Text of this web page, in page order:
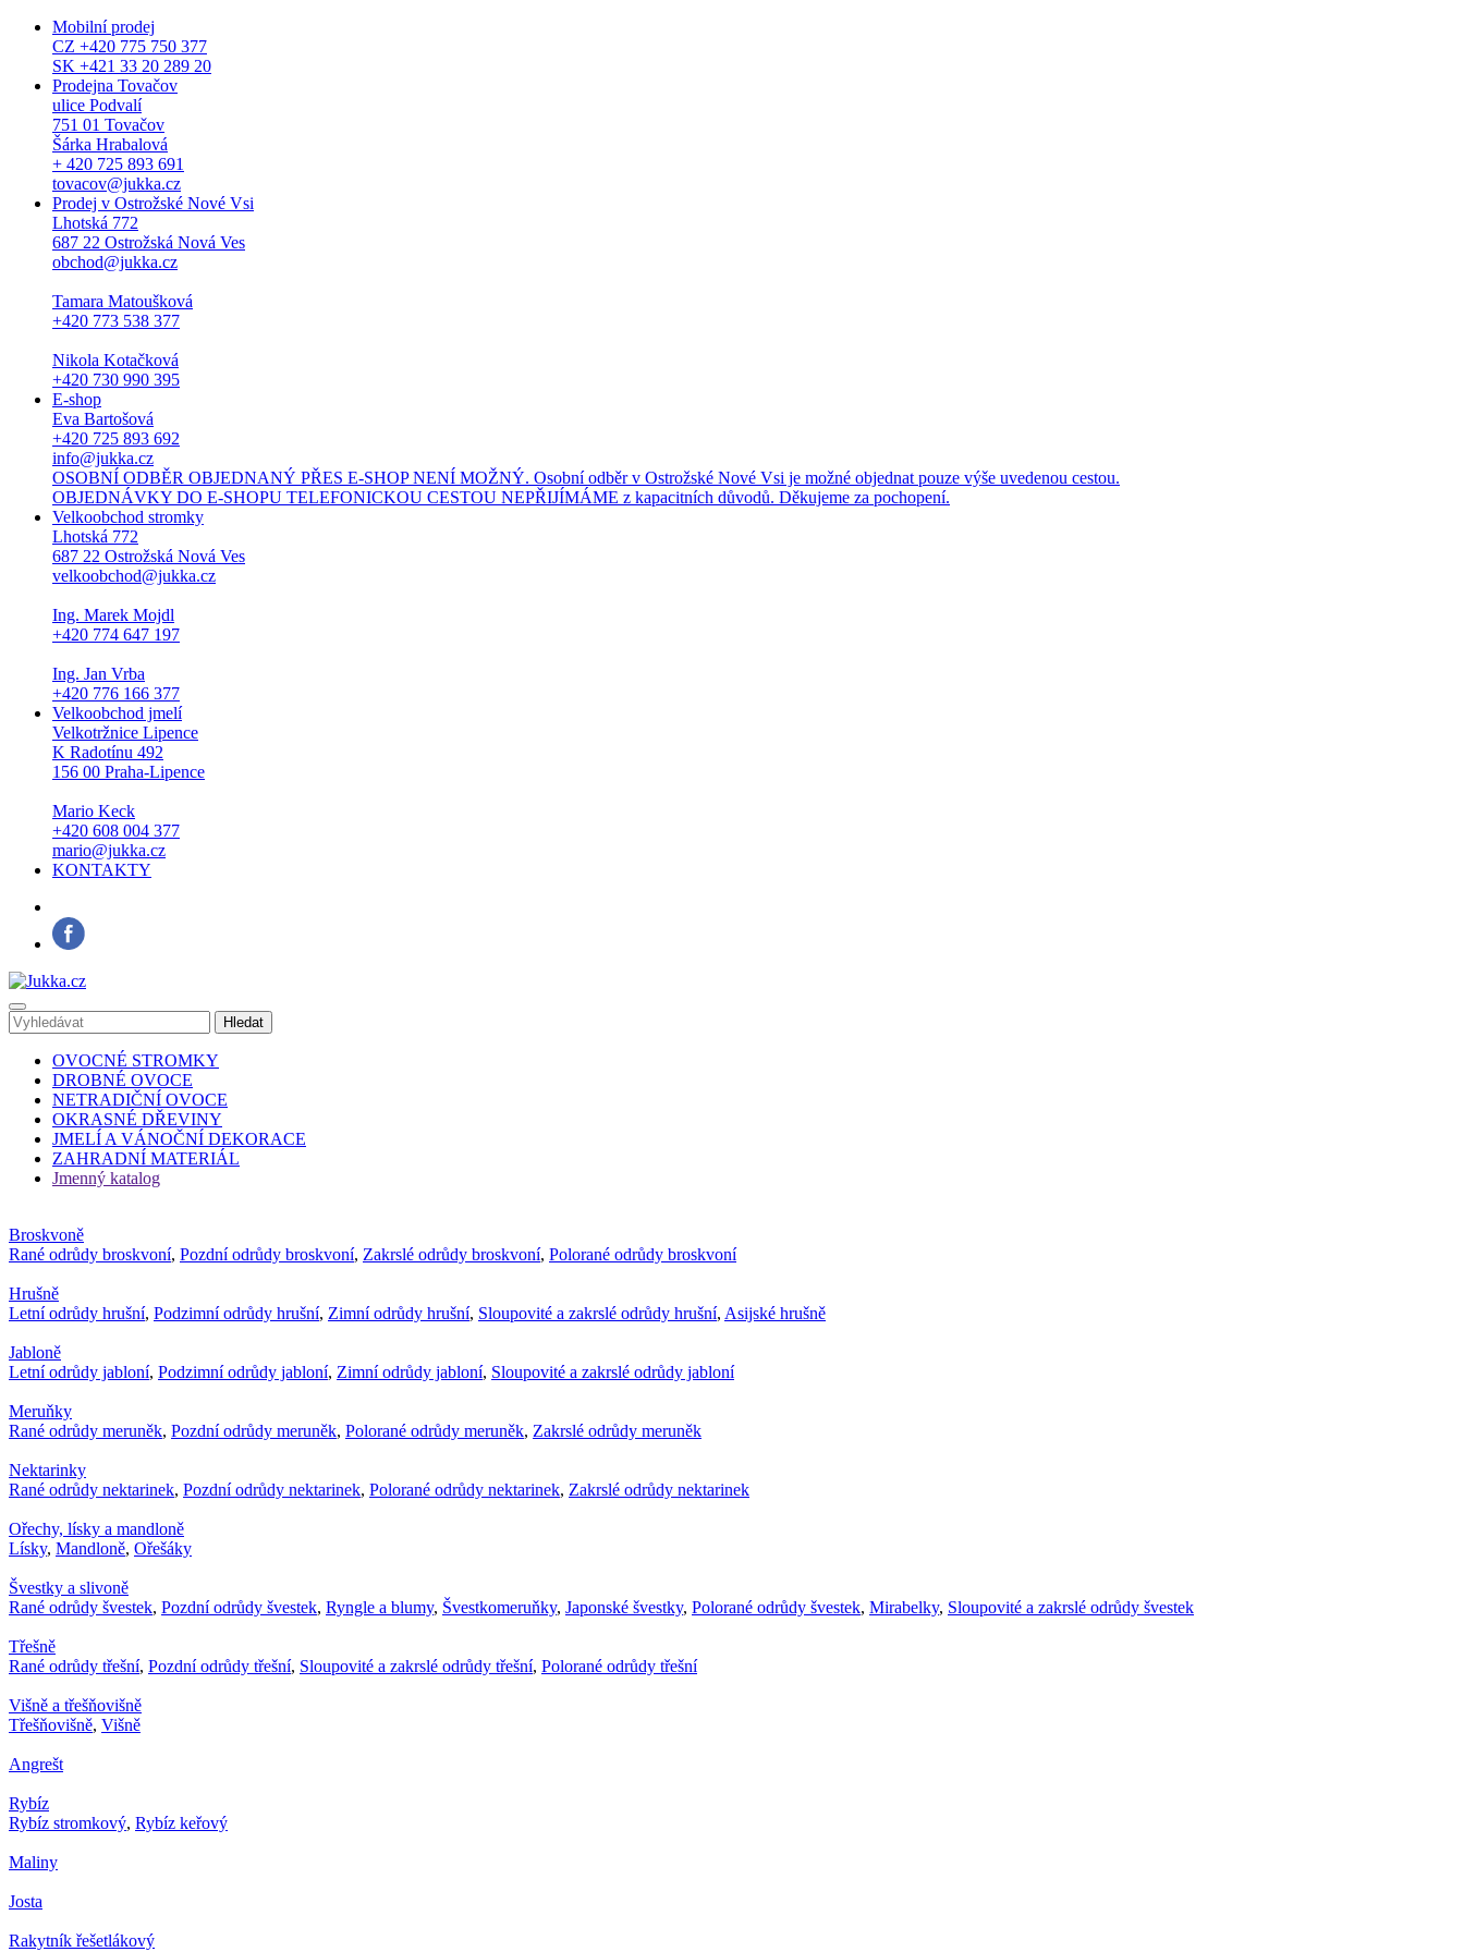
Mobilní prodej
CZ +420 775 750 377
SK +421 33 20 289 20
Prodejna Tovačov
ulice Podvalí
751 01 Tovačov
Šárka Hrabalová
+ 420 725 893 691
tovacov@jukka.cz
Prodej v Ostrožské Nové Vsi
Lhotská 772
687 22 Ostrožská Nová Ves
obchod@jukka.cz
Tamara Matoušková
+420 773 538 377
Nikola Kotačková
+420 730 990 395
E-shop
Eva Bartošová
+420 725 893 692
info@jukka.cz
OSOBNÍ ODBĚR OBJEDNANÝ PŘES E-SHOP NENÍ MOŽNÝ. Osobní odběr v Ostrožské Nové Vsi je možné objednat pouze výše uvedenou cestou.
OBJEDNÁVKY DO E-SHOPU TELEFONICKOU CESTOU NEPŘIJÍMÁME z kapacitních důvodů. Děkujeme za pochopení.
Velkoobchod stromky
Lhotská 772
687 22 Ostrožská Nová Ves
velkoobchod@jukka.cz
Ing. Marek Mojdl
+420 774 647 197
Ing. Jan Vrba
+420 776 166 377
Velkoobchod jmelí
Velkotržnice Lipence
K Radotínu 492
156 00 Praha-Lipence
Mario Keck
+420 608 004 377
mario@jukka.cz
KONTAKTY
OVOCNÉ STROMKY
DROBNÉ OVOCE
NETRADIČNÍ OVOCE
OKRASNÉ DŘEVINY
JMELÍ A VÁNOČNÍ DEKORACE
ZAHRADNÍ MATERIÁL
Jmenný katalog
Broskvoně
Rané odrůdy broskvoní, Pozdní odrůdy broskvoní, Zakrslé odrůdy broskvoní, Polorané odrůdy broskvoní
Hrušně
Letní odrůdy hrušní, Podzimní odrůdy hrušní, Zimní odrůdy hrušní, Sloupovité a zakrslé odrůdy hrušní, Asijské hrušně
Jabloně
Letní odrůdy jabloní, Podzimní odrůdy jabloní, Zimní odrůdy jabloní, Sloupovité a zakrslé odrůdy jabloní
Meruňky
Rané odrůdy meruněk, Pozdní odrůdy meruněk, Polorané odrůdy meruněk, Zakrslé odrůdy meruněk
Nektarinky
Rané odrůdy nektarinek, Pozdní odrůdy nektarinek, Polorané odrůdy nektarinek, Zakrslé odrůdy nektarinek
Ořechy, lísky a mandloně
Lísky, Mandloně, Ořešáky
Švestky a slivoně
Rané odrůdy švestek, Pozdní odrůdy švestek, Ryngle a blumy, Švestkomeruňky, Japonské švestky, Polorané odrůdy švestek, Mirabelky, Sloupovité a zakrslé odrůdy švestek
Třešně
Rané odrůdy třešní, Pozdní odrůdy třešní, Sloupovité a zakrslé odrůdy třešní, Polorané odrůdy třešní
Višně a třešňovišně
Třešňovišně, Višně
Angrešt
Rybíz
Rybíz stromkový, Rybíz keřový
Maliny
Josta
Rakytník řešetlákový